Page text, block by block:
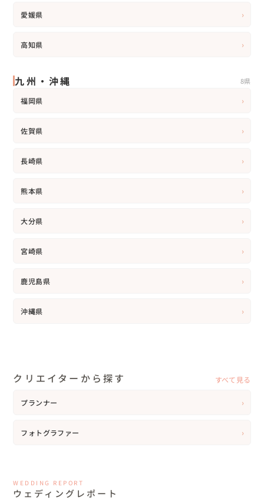
愛媛県 ›
高知県 ›
九州・沖縄 8県
福岡県 ›
佐賀県 ›
長崎県 ›
熊本県 ›
大分県 ›
宮崎県 ›
鹿児島県 ›
沖縄県 ›
クリエイターから探す すべて見る
プランナー ›
フォトグラファー ›
WEDDING REPORT
ウェディングレポート